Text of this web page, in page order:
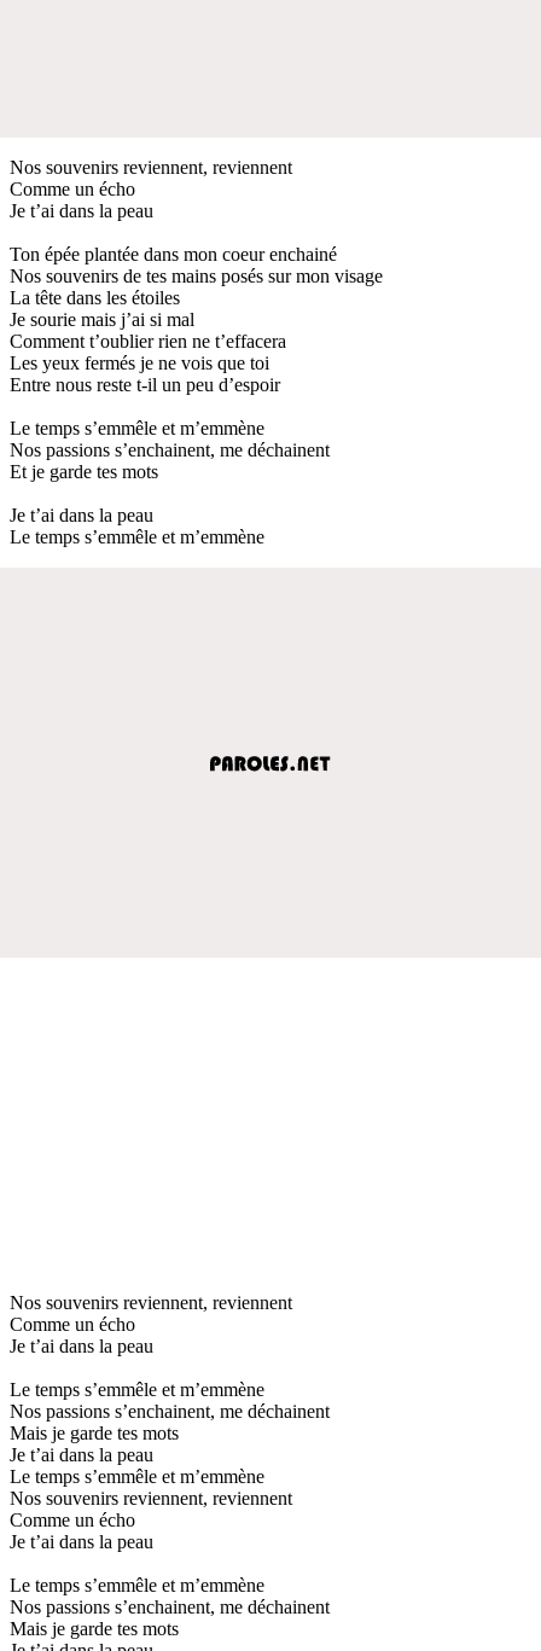
Nos souvenirs reviennent, reviennent
Comme un écho
Je t’ai dans la peau
Ton épée plantée dans mon coeur enchainé
Nos souvenirs de tes mains posés sur mon visage
La tête dans les étoiles
Je sourie mais j’ai si mal
Comment t’oublier rien ne t’effacera
Les yeux fermés je ne vois que toi
Entre nous reste t-il un peu d’espoir
Le temps s’emmêle et m’emmène
Nos passions s’enchainent, me déchainent
Et je garde tes mots
Je t’ai dans la peau
Le temps s’emmêle et m’emmène
Nos souvenirs reviennent, reviennent
Comme un écho
Je t’ai dans la peau
Le temps s’emmêle et m’emmène
Nos passions s’enchainent, me déchainent
Mais je garde tes mots
Je t’ai dans la peau
Le temps s’emmêle et m’emmène
Nos souvenirs reviennent, reviennent
Comme un écho
Je t’ai dans la peau
Le temps s’emmêle et m’emmène
Nos passions s’enchainent, me déchainent
Mais je garde tes mots